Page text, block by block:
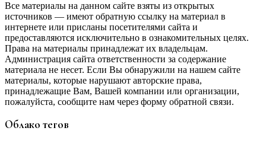
Все материалы на данном сайте взяты из открытых
источников — имеют обратную ссылку на материал в
интернете или присланы посетителями сайта и
предоставляются исключительно в ознакомительных целях.
Права на материалы принадлежат их владельцам.
Администрация сайта ответственности за содержание
материала не несет. Если Вы обнаружили на нашем сайте
материалы, которые нарушают авторские права,
принадлежащие Вам, Вашей компании или организации,
пожалуйста, сообщите нам через форму обратной связи.
Облако тегов